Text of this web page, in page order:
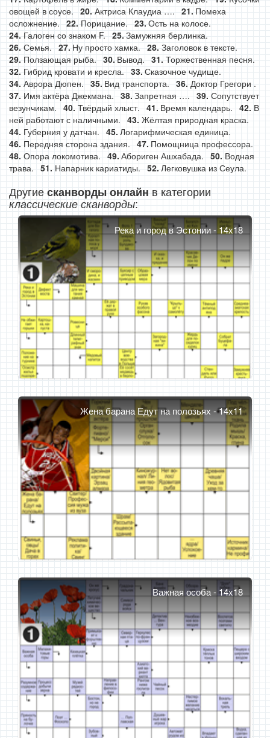
овощей в соусе.
Актриса Клаудиа ….
Помеха
осложнение.
Порицание.
Ость на колосе.
Галоген со знаком F.
Замужняя берлинка.
Семья.
Ну просто хамка.
Заголовок в тексте.
Ползающая рыба.
Вывод.
Торжественная песня.
Гибрид кровати и кресла.
Сказочное чудище.
Аврора Дюпен.
Вид транспорта.
Доктор Грегори .
Имя актёра Джекмана.
Запретная ….
Сопутствует
везунчикам.
Твёрдый хлыст. Время календарь.
В
ней работают с наличными.
Жёлтая природная краска.
Губерния у датчан.
Логарифмическая единица.
Передняя сторона здания.
Помощница профессора.
Опора локомотива.
Абориген Ашхабада.
Водная
трава.
Напарник кариатиды. Легковушка из Сеула.
Другиесканворды онлайн в категории
классические сканворды:
Река и город в Эстонии - 14x18
Жена барана Едут на полозьях - 14x11
Важная особа - 14x18